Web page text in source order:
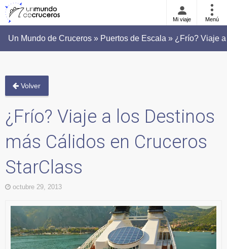
Mi viaje Menú
Un Mundo de Cruceros » Puertos de Escala » ¿Frío? Viaje
Volver
¿Frío? Viaje a los Destinos
más Cálidos en Cruceros
StarClass
octubre 29, 2013